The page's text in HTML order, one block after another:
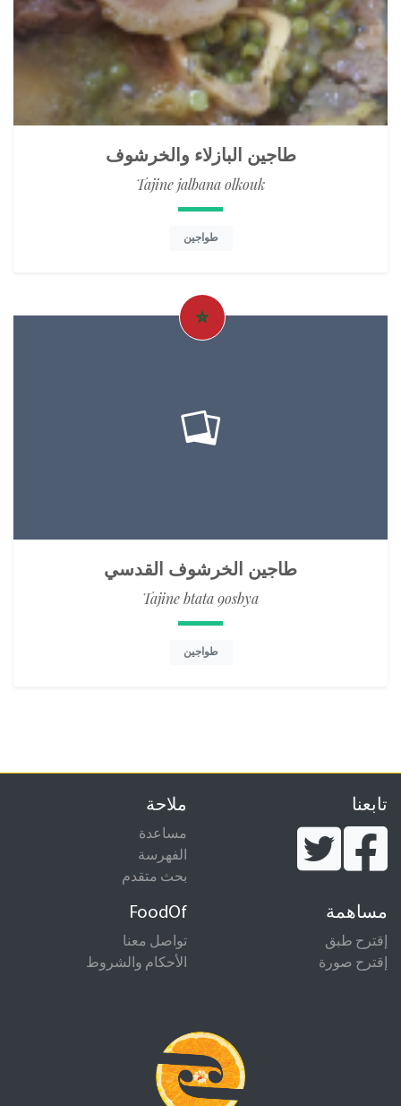
طاجين البازلاء والخرشوف
Tajine jalbana olkouk
طواجين
طاجين الخرشوف القدسي
Tajine btata 9osbya
طواجين
تابعنا ملاحة
مساعدة
الفهرسة
بحث متقدم
مساهمة
إقترح طبق
إقترح صورة
FoodOf
تواصل معنا
الأحكام والشروط